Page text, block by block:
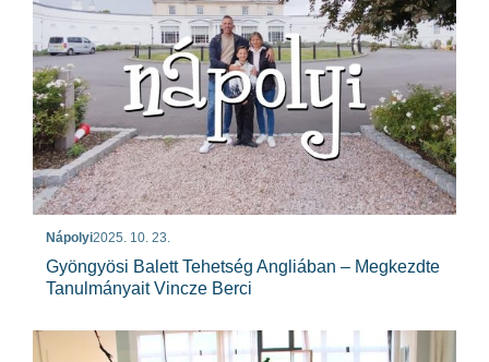
Nápolyi2025. 10. 23.
Gyöngyösi Balett Tehetség Angliában – Megkezdte
Tanulmányait Vincze Berci